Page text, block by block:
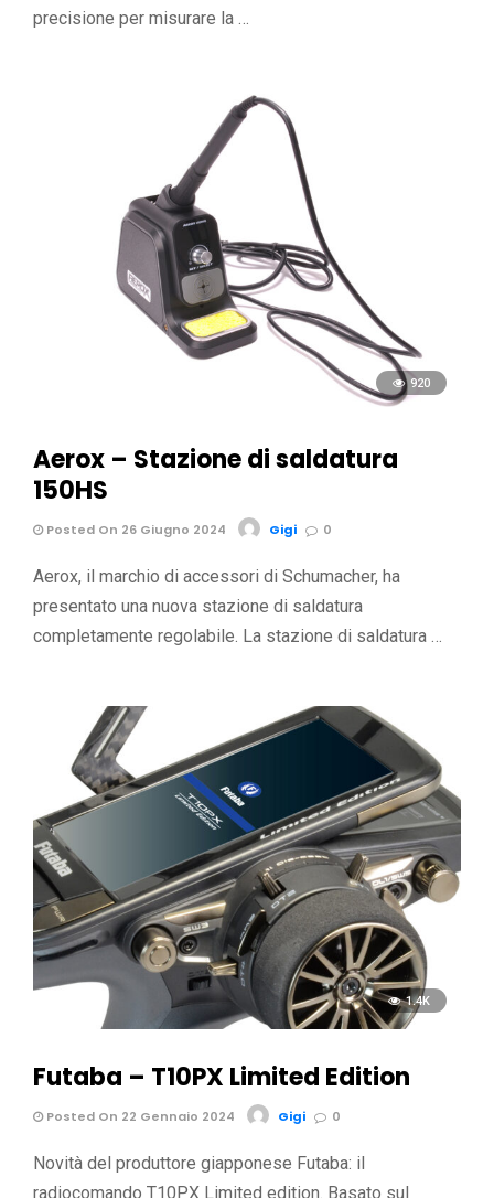
precisione per misurare la …
920
Aerox – Stazione di saldatura
150HS
Posted On 26 Giugno 2024 Gigi 0
Aerox, il marchio di accessori di Schumacher, ha
presentato una nuova stazione di saldatura
completamente regolabile. La stazione di saldatura …
1.4K
Futaba – T10PX Limited Edition
Posted On 22 Gennaio 2024 Gigi 0
Novità del produttore giapponese Futaba: il
radiocomando T10PX Limited edition. Basato sul